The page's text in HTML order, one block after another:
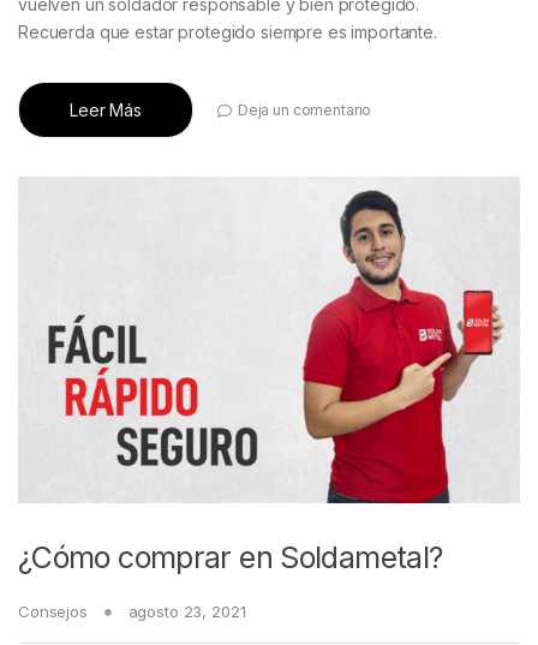
vuelven un soldador responsable y bien protegido.
Recuerda que estar protegido siempre es importante.
Leer Más Deja un comentario
¿Cómo comprar en Soldametal?
Consejos agosto 23, 2021